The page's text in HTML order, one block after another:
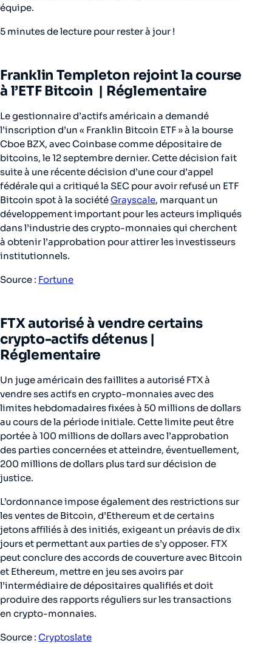
équipe.
5 minutes de lecture pour rester à jour !
Franklin Templeton rejoint la course
à l’ETF Bitcoin | Réglementaire
Le gestionnaire d’actifs américain a demandé
l’inscription d’un « Franklin Bitcoin ETF » à la bourse
Cboe BZX, avec Coinbase comme dépositaire de
bitcoins, le 12 septembre dernier. Cette décision fait
suite à une récente décision d’une cour d’appel
fédérale qui a critiqué la SEC pour avoir refusé un ETF
Bitcoin spot à la sociétéGrayscale, marquant un
développement important pour les acteurs impliqués
dans l’industrie des crypto-monnaies qui cherchent
à obtenir l’approbation pour attirer les investisseurs
institutionnels.
Source : Fortune
FTX autorisé à vendre certains
crypto-actifs détenus |
Réglementaire
Un juge américain des faillites a autorisé FTX à
vendre ses actifs en crypto-monnaies avec des
limites hebdomadaires fixées à 50 millions de dollars
au cours de la période initiale. Cette limite peut être
portée à 100 millions de dollars avec l’approbation
des parties concernées et atteindre, éventuellement,
200 millions de dollars plus tard sur décision de
justice.
L’ordonnance impose également des restrictions sur
les ventes de Bitcoin, d’Ethereum et de certains
jetons affiliés à des initiés, exigeant un préavis de dix
jours et permettant aux parties de s’y opposer. FTX
peut conclure des accords de couverture avec Bitcoin
et Ethereum, mettre en jeu ses avoirs par
l’intermédiaire de dépositaires qualifiés et doit
produire des rapports réguliers sur les transactions
en crypto-monnaies.
Source : Cryptoslate